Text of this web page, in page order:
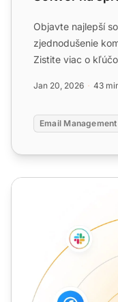
Objavte najlepší
zjednodušenie
Zistite viac o
Jan 20, 2026 43
Email Management
Zdieľaná poštová